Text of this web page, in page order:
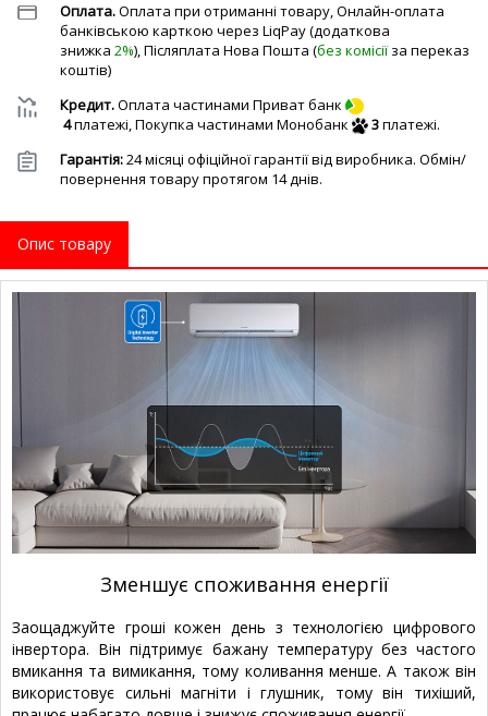
Оплата.Оплата при отриманні товару, Онлайн-оплата
банківською карткою через LiqPay (додаткова
знижка 2%), Післяплата Нова Пошта (без комісіїза переказ
коштів)
Кредит.Оплата частинами Приват банк
4платежі,Покупка частинами Монобанк 3платежі.
Гарантія:24 місяці офіційної гарантії від виробника. Обмін/
повернення товару протягом 14 днів.
Опис товару
Зменшує споживання енергії
Заощаджуйте гроші кожен день з технологією цифрового
інвертора. Він підтримує бажану температуру без частого
вмикання та вимикання, тому коливання менше. А також він
використовує сильні магніти і глушник, тому він тихіший,